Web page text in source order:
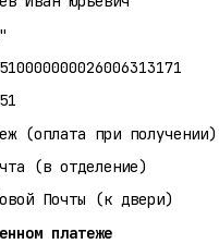
(оплата при
(в отделение)
Почты (к двери)
платеже